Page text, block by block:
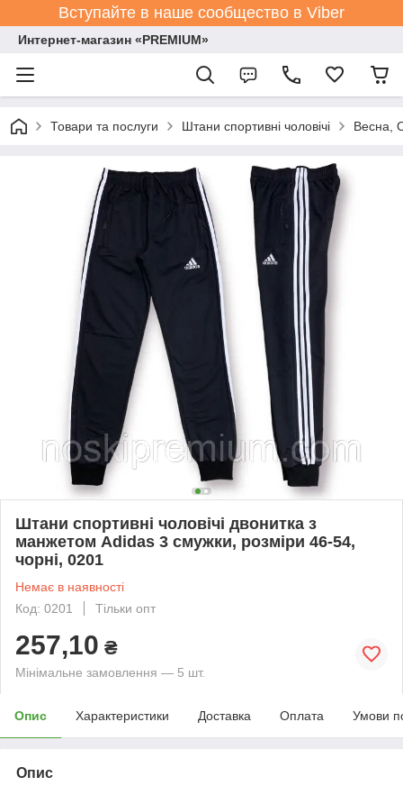
Вступайте в наше сообщество в Viber
Интернет-магазин «PREMIUM»
Товари та послуги Штани спортивні чоловічі Весна,
Штани спортивні чоловічі двонитка з
манжетом Adidas 3 смужки, розміри 46-54,
чорні, 0201
Немає в наявності
Код: 0201
Тільки опт
257,10 ₴
Мінімальне замовлення — 5 шт.
Опис Характеристики Доставка Оплата Умови
Опис